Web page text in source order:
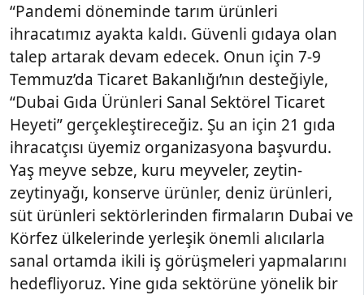
“Pandemi döneminde tarım ürünleri
ihracatımız ayakta kaldı. Güvenli gıdaya olan
talep artarak devam edecek. Onun için 7-9
Temmuz’da Ticaret Bakanlığı’nın desteğiyle,
“Dubai Gıda Ürünleri Sanal Sektörel Ticaret
Heyeti” gerçekleştireceğiz. Şu an için 21 gıda
ihracatçısı üyemiz organizasyona başvurdu.
Yaş meyve sebze, kuru meyveler, zeytin-
zeytinyağı, konserve ürünler, deniz ürünleri,
süt ürünleri sektörlerinden firmaların Dubai ve
Körfez ülkelerinde yerleşik önemli alıcılarla
sanal ortamda ikili iş görüşmeleri yapmalarını
hedefliyoruz. Yine gıda sektörüne yönelik bir